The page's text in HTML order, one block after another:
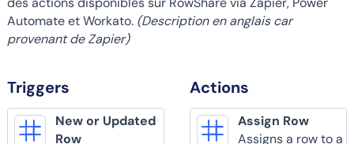
Automate et Workato. (Description en anglais car
provenant de Zapier)
Triggers
New or Updated
Row
Actions
Assign Row
Assigns a row to a